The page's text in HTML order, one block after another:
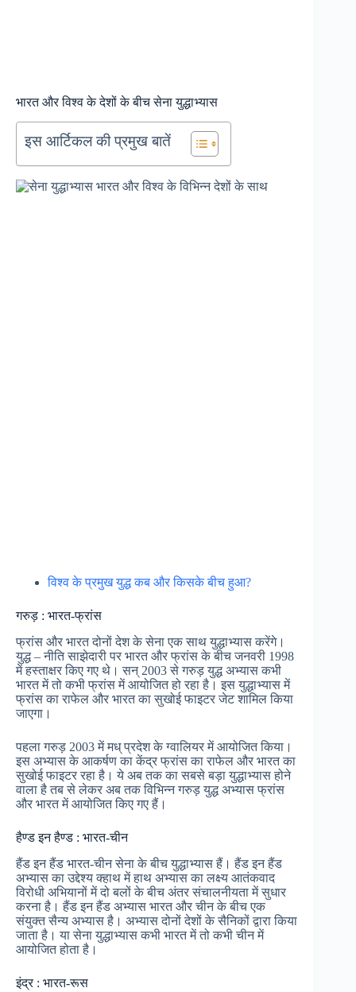
भारत और विश्व के देशों के बीच सेना युद्धाभ्यास
इस आर्टिकल की प्रमुख बातें
विश्व के प्रमुख युद्ध कब और किसके बीच हुआ?
गरुड़ : भारत-फ्रांस
फ्रांस और भारत दोनों देश के सेना एक साथ युद्धाभ्यास करेंगे।
युद्ध – नीति साझेदारी पर भारत और फ्रांस के बीच जनवरी 1998
में हस्ताक्षर किए गए थे। सन् 2003 से गरुड़ युद्ध अभ्यास कभी
भारत में तो कभी फ्रांस में आयोजित हो रहा है। इस युद्धाभ्यास में
फ्रांस का राफेल और भारत का सुखोई फाइटर जेट शामिल किया
जाएगा।
पहला गरुड़ 2003 में मध् प्रदेश के ग्वालियर में आयोजित किया।
इस अभ्यास के आकर्षण का केंद्र फ्रांस का राफेल और भारत का
सुखोई फाइटर रहा है। ये अब तक का सबसे बड़ा युद्धाभ्यास होने
वाला है तब से लेकर अब तक विभिन्न गरुड़ युद्ध अभ्यास फ्रांस
और भारत में आयोजित किए गए हैं।
हैण्ड इन हैण्ड : भारत-चीन
हैंड इन हैंड भारत-चीन सेना के बीच युद्धाभ्यास हैं। हैंड इन हैंड
अभ्यास का उद्देश्य क्हाथ में हाथ अभ्यास का लक्ष्य आतंकवाद
विरोधी अभियानों में दो बलों के बीच अंतर संचालनीयता में सुधार
करना है। हैंड इन हैंड अभ्यास भारत और चीन के बीच एक
संयुक्त सैन्य अभ्यास है। अभ्यास दोनों देशों के सैनिकों द्वारा किया
जाता है। या सेना युद्धाभ्यास कभी भारत में तो कभी चीन में
आयोजित होता है।
इंद्र : भारत-रूस